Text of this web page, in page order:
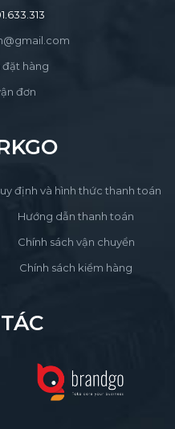
đặt hàng
đơn
định và hình thức thanh toán
Hướng dẫn thanh toán
Chính sách vận chuyển
Chính sách kiểm hàng